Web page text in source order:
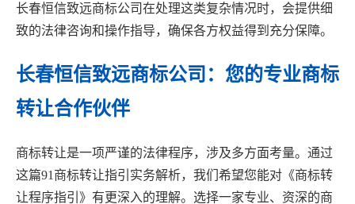
长春恒信致远商标公司在处理这类复杂情况时，会提供细
致的法律咨询和操作指导，确保各方权益得到充分保障。
长春恒信致远商标公司：您的专业商标
转让合作伙伴
商标转让是一项严谨的法律程序，涉及多方面考量。通过
这篇91商标转让指引实务解析，我们希望您能对《商标转
让程序指引》有更深入的理解。选择一家专业、资深的商